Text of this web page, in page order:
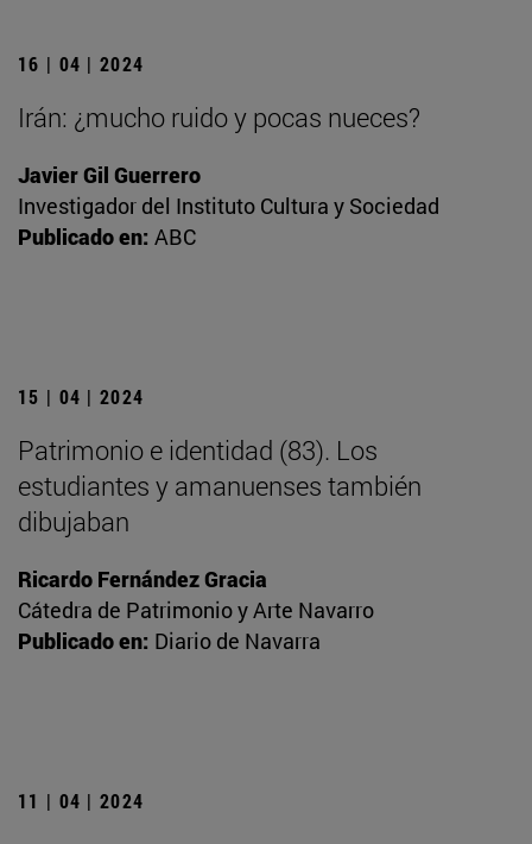
16 | 04 | 2024
Irán: ¿mucho ruido y pocas nueces?
Javier Gil Guerrero
Investigador del Instituto Cultura y Sociedad
Publicado en: ABC
15 | 04 | 2024
Patrimonio e identidad (83). Los
estudiantes y amanuenses también
dibujaban
Ricardo Fernández Gracia
Cátedra de Patrimonio y Arte Navarro
Publicado en: Diario de Navarra
11 | 04 | 2024